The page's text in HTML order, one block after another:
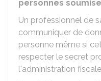
personnes
Un professionnel de
communiquer de
personne même si
respecter le secret
l'administration